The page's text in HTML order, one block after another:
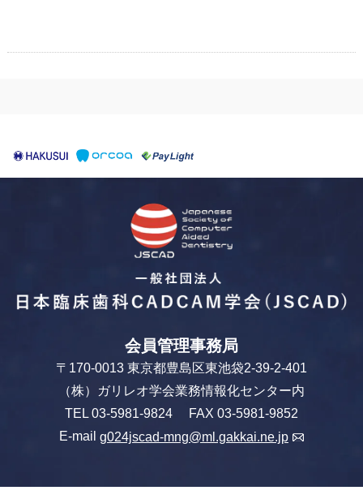
会員管理事務局
〒170-0013 東京都豊島区東池袋2-39-2-401
（株）ガリレオ学会業務情報化センター内
TEL 03-5981-9824 FAX 03-5981-9852
E-mail g024jscad-mng@ml.gakkai.ne.jp